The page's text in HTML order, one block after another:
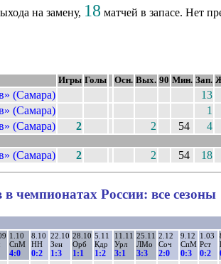
на замену, 18 матчей в запасе. Нет
Игры Голы Осн. Вых. 90 Мин. Зап.
(Самара)
13
(Самара)
1
(Самара) 2 2 54 4
(Самара) 2 2 54 18
чемпионатах России: все сезоны
1.10
СпМ
4:0
8.10
НН
0:2
22.10
Зен
1:3
28.10
Орб
1:1
5.11
Кдр
1:2
11.11
Урл
3:1
25.11
ЛМо
3:3
2.12
Соч
2:0
9.12
СпМ
0:3
1.03
Рст
0:2